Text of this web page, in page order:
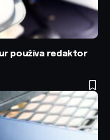
používa redaktor